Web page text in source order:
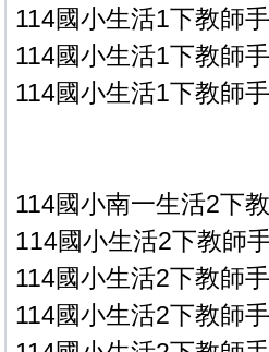
114國小生活1下教師
114國小生活1下教師
114國小生活1下教師
114國小南一生活2下
114國小生活2下教師
114國小生活2下教師
114國小生活2下教師